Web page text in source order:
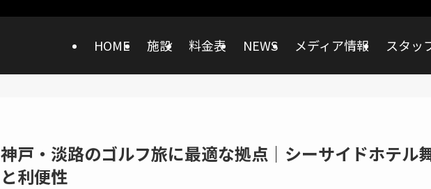
HOME 施設 料金表 NEWS メディア情報 スタッ
神戸・淡路のゴルフ旅に最適な拠点｜シーサイドホテル
と利便性